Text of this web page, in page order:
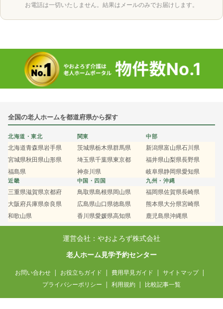
お電話は一切いたしません。結果はメールのみでお届けします。
全国の老人ホームを都道府県から探す
北海道・東北
北海道青森県岩手県
宮城県秋田県山形県
福島県
関東
茨城県栃木県群馬県
埼玉県千葉県東京都
神奈川県
中部
新潟県富山県石川県
福井県山梨県長野県
岐阜県静岡県愛知県
近畿
三重県滋賀県京都府
大阪府兵庫県奈良県
和歌山県
中国・四国
鳥取県島根県岡山県
広島県山口県徳島県
香川県愛媛県高知県
九州・沖縄
福岡県佐賀県長崎県
熊本県大分県宮崎県
鹿児島県沖縄県
運営会社：やおよろず株式会社
老人ホーム見学予約センター
お問い合わせ お役立ちガイド 費用早見ガイド
サイトマップ
プライバシーポリシー
利用規約 比較記事一覧